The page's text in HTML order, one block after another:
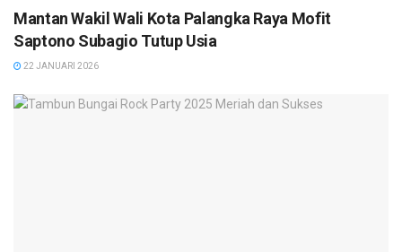
Mantan Wakil Wali Kota Palangka Raya Mofit
Saptono Subagio Tutup Usia
22 JANUARI 2026